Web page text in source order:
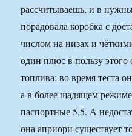
рассчитываешь, и в
порадовала коробка с
числом на низах и
один плюс в пользу
топлива: во время теста
а в более щадящем
паспортные 5,5. А
она априори существует